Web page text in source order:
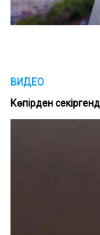
ВИДЕО
Көпірден